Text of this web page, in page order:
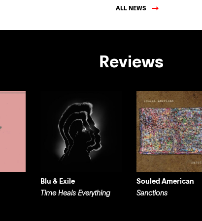
ALL NEWS
Reviews
Blu & Exile
Time Heals Everything
Souled American
Sanctions